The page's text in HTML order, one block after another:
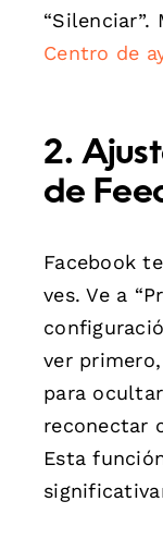
Centro de
2.
de
Facebook
ves. Ve a
ver
para
reconectar
Esta